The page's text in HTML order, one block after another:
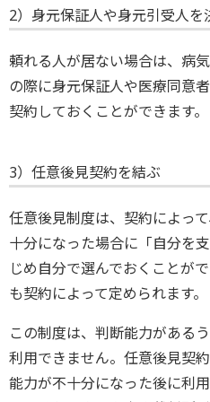
2）身元保証人や身元引受人を
頼れる人が居ない場合は、病
の際に身元保証人や医療同意
契約しておくことができます。
3）任意後見契約を結ぶ
任意後見制度は、契約によっ
十分になった場合に「自分を
じめ自分で選んでおくことが
も契約によって定められます。
この制度は、判断能力がある
利用できません。任意後見契
能力が不十分になった後に利